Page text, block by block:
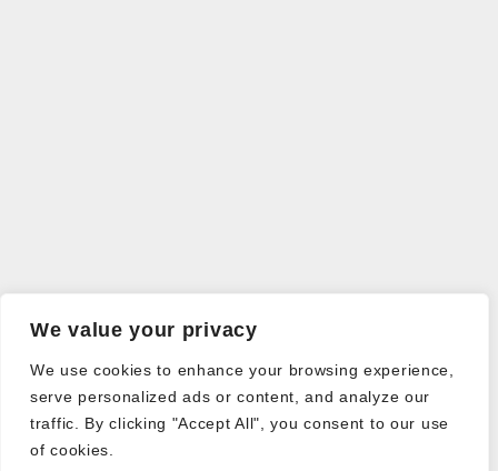
We value your privacy
We use cookies to enhance your browsing experience,
serve personalized ads or content, and analyze our
traffic. By clicking "Accept All", you consent to our use
of cookies.